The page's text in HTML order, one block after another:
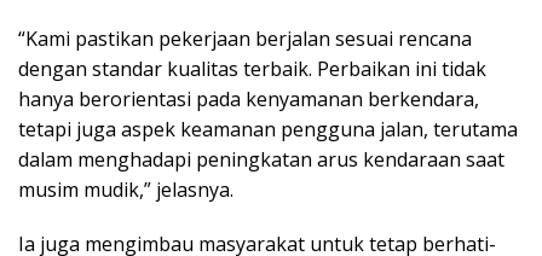
“Kami pastikan pekerjaan berjalan sesuai rencana
dengan standar kualitas terbaik. Perbaikan ini tidak
hanya berorientasi pada kenyamanan berkendara,
tetapi juga aspek keamanan pengguna jalan, terutama
dalam menghadapi peningkatan arus kendaraan saat
musim mudik,” jelasnya.
Ia juga mengimbau masyarakat untuk tetap berhati-